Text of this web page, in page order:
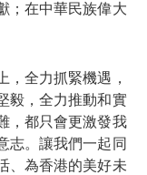
；在中華民族偉大
，全力抓緊機遇，
毅，全力推動和實
，都只會更激發我
志。讓我們一起同
、為香港的美好未